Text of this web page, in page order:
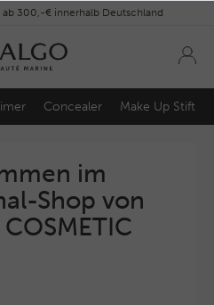
ab 300,-€ innerhalb Deutschland
Concealer Make Up Stift
im
Shop von